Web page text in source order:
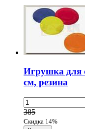
Игрушка для
см, резина
385
Скидка 14%